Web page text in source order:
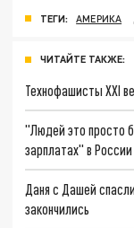
ТЕГИ: АМЕРИКА
ЧИТАЙТЕ ТАКЖЕ:
Технофашисты XXI
"Людей это просто
зарплатах" в России
Даня с Дашей
закончились